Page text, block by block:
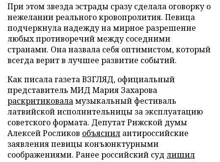
При этом звезда эстрады сразу сделала оговорку о
нежелании реального кровопролития. Певица
подчеркнула надежду на мирное разрешение
любых противоречий между соседними
странами. Она назвала себя оптимистом, который
всегда верит в лучшее развитие событий.
Как писала газета ВЗГЛЯД, официальный
представитель МИД Мария Захарова
раскритиковаламузыкальный фестиваль
латвийской исполнительницы за эксплуатацию
советского формата. Депутат Рижской думы
Алексей Росликов объяснил антироссийские
заявления певицы конъюнктурными
соображениями. Ранее российский суд лишил